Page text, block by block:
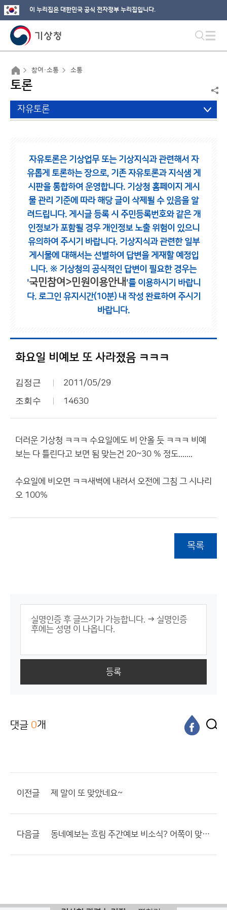
이 누리집은 대한민국 공식 전자정부 누리집입니다.
참여·소통 소통
토론
자유토론
자유토론은 기상업무 또는 기상지식과 관련해서 자
유롭게 토론하는 장으로, 기존 자유토론과 지식샘 게
시판을 통합하여 운영합니다. 기상청 홈페이지 게시
물 관리 기준에 따라 해당 글이 삭제될 수 있음을 알
려드립니다. 게시글 등록 시 주민등록번호와 같은 개
인정보가 포함될 경우 개인정보 노출 위험이 있으니
유의하여 주시기 바랍니다. 기상지식과 관련한 일부
게시물에 대해서는 선별하여 답변을 게재할 예정입
니다. ※ 기상청의 공식적인 답변이 필요한 경우는
'국민참여>민원이용안내 '를 이용하시기 바랍니
다. 로그인 유지시간(10분) 내 작성 완료하여 주시기
바랍니다.
화요일 비예보 또 사라졌음 ㅋㅋㅋ
김정근 2011/05/29
조회수 14630
더러운 기상청 ㅋㅋㅋ 수요일에도 비 안올 듯 ㅋㅋㅋ 비예
보는 다 틀린다고 보면 됨 맞는건 20~30 % 정도.......
수요일에 비오면 ㅋㅋ새벽에 내려서 오전에 그침 그 시나리
오 100%
목록
등록
댓글 0개
이전글 제 말이 또 맞았네요~
다음글 동네예보는 흐림 주간예보 비소식? 어쪽이 맞는거지요??